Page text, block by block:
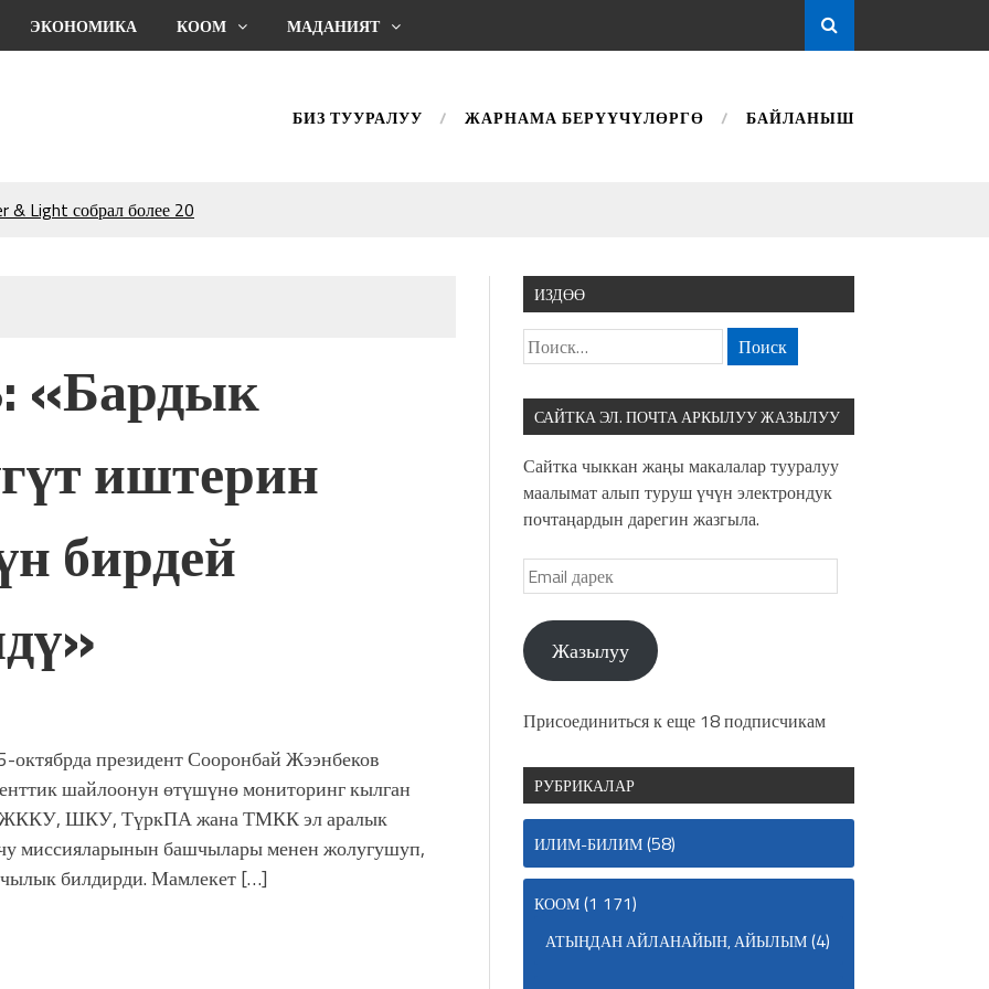
ЭКОНОМИКА КООМ МАДАНИЯТ
БИЗ ТУУРАЛУУ ЖАРНАМА БЕРҮҮЧҮЛӨРГӨ БАЙЛАНЫШ
& Light собрал более 20
шоу
сыймык жана чоң
сөзсүз керек!”
Мээрим Мураталиева
Тоо” журналынын
Видео)
фонтанды көрүү үчүн
чогулду
иштерин
бирдей
октябрда президент Сооронбай Жээнбеков
шайлоонун өтүшүнө мониторинг кылган
ШКУ, ТүркПА жана ТМКК эл аралык
миссияларынын башчылары менен жолугушуп,
билдирди. Мамлекет […]
ИЗДӨӨ
САЙТКА ЭЛ. ПОЧТА АРКЫЛУУ ЖАЗЫЛУУ
Сайтка чыккан жаңы макалалар тууралуу
маалымат алып туруш үчүн электрондук
почтаңардын дарегин жазгыла.
Жазылуу
Присоединиться к еще 18 подписчикам
РУБРИКАЛАР
ИЛИМ-БИЛИМ(58)
КООМ(1 171)
АТЫҢДАН АЙЛАНАЙЫН, АЙЫЛЫМ(4)